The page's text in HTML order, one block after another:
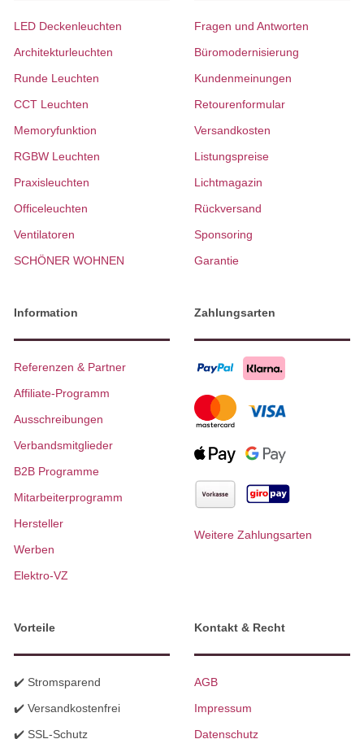
LED Deckenleuchten
Architekturleuchten
Runde Leuchten
CCT Leuchten
Memoryfunktion
RGBW Leuchten
Praxisleuchten
Officeleuchten
Ventilatoren
SCHÖNER WOHNEN
Fragen und Antworten
Büromodernisierung
Kundenmeinungen
Retourenformular
Versandkosten
Listungspreise
Lichtmagazin
Rückversand
Sponsoring
Garantie
Information
Referenzen & Partner
Affiliate-Programm
Ausschreibungen
Verbandsmitglieder
B2B Programme
Mitarbeiterprogramm
Hersteller
Werben
Elektro-VZ
Zahlungsarten
Weitere Zahlungsarten
Vorteile
✔️ Stromsparend
✔️ Versandkostenfrei
✔️ SSL-Schutz
Kontakt & Recht
AGB
Impressum
Datenschutz